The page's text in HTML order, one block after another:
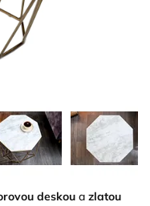
deskou a zlatou